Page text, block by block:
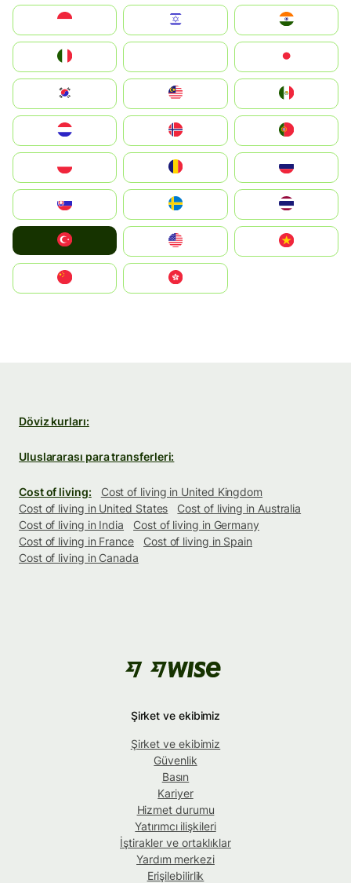
South Korea
United States
中國香港特別行政區
Döviz kurları:
Uluslararası para transferleri:
Cost of living:
Cost of living in United Kingdom
Cost of living in United States
Cost of living in Australia
Cost of living in India
Cost of living in Germany
Cost of living in France
Cost of living in Spain
Cost of living in Canada
Şirket ve ekibimiz
Şirket ve ekibimiz
Güvenlik
Basın
Kariyer
Hizmet durumu
Yatırımcı ilişkileri
İştirakler ve ortaklıklar
Yardım merkezi
Erişilebilirlik